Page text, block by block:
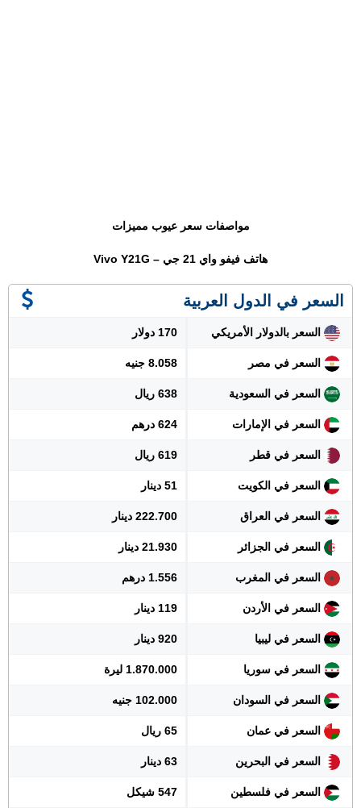
مواصفات سعر عيوب مميزات
هاتف فيفو واي 21 جي – Vivo Y21G
السعر في الدول العربية
السعر بالدولار الأمريكي 170 دولار
السعر في مصر 8.058 جنيه
السعر في السعودية 638 ريال
السعر في الإمارات 624 درهم
السعر في قطر 619 ريال
السعر في الكويت 51 دينار
السعر في العراق 222.700 دينار
السعر في الجزائر 21.930 دينار
السعر في المغرب 1.556 درهم
السعر في الأردن 119 دينار
السعر في ليبيا 920 دينار
السعر في سوريا 1.870.000 ليرة
السعر في السودان 102.000 جنيه
السعر في عمان 65 ريال
السعر في البحرين 63 دينار
السعر في فلسطين 547 شيكل